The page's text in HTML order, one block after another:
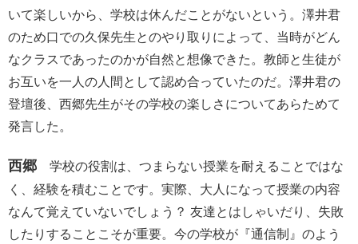
いて楽しいから、学校は休んだことがないという。澤井君
のため口での久保先生とのやり取りによって、当時がどん
なクラスであったのかが自然と想像できた。教師と生徒が
お互いを一人の人間として認め合っていたのだ。澤井君の
登壇後、西郷先生がその学校の楽しさについてあらためて
発言した。
西郷 学校の役割は、つまらない授業を耐えることではな
く、経験を積むことです。実際、大人になって授業の内容
なんて覚えていないでしょう？ 友達とはしゃいだり、失敗
したりすることこそが重要。今の学校が『通信制』のよう